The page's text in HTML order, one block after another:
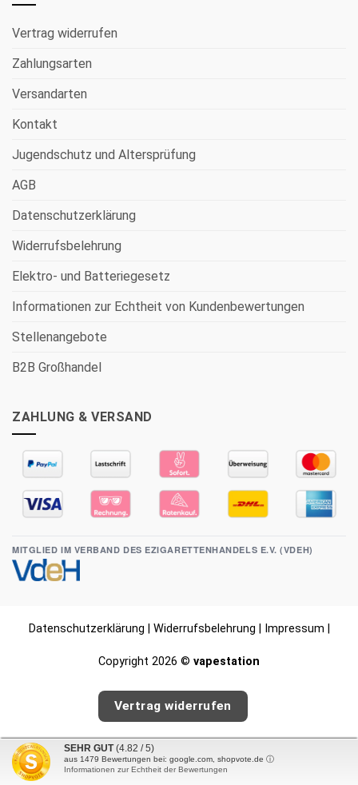
Vertrag widerrufen
Zahlungsarten
Versandarten
Kontakt
Jugendschutz und Altersprüfung
AGB
Datenschutzerklärung
Widerrufsbelehrung
Elektro- und Batteriegesetz
Informationen zur Echtheit von Kundenbewertungen
Stellenangebote
B2B Großhandel
ZAHLUNG & VERSAND
MITGLIED IM VERBAND DES EZIGARETTENHANDELS E.V. (VDEH)
Datenschutzerklärung Widerrufsbelehrung Impressum
Copyright 2026 © vapestation
Vertrag widerrufen
SEHR GUT (4.82 / 5)
aus 1479 Bewertungen bei: google.com, shopvote.de ⓘ
Informationen zur Echtheit der Bewertungen